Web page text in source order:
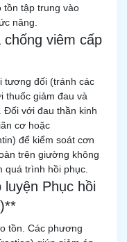
tồn tập trung vào
năng.
viêm cấp
tương đối (tránh các
thuốc giảm đau và
Đối với đau thần kinh
cơ hoặc
để kiểm soát cơn
trên giường không
quá trình hồi phục.
Phục hồi
tồn. Các phương